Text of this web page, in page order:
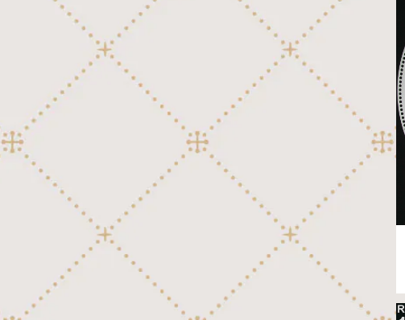
童謡、唱歌、日本民謡
邦楽ポピュラー
外国映画、テレビ
童謡、唱歌、日本民謡
邦楽ポピュラー
洋楽ポピュラー
日本映画、テレビ
童謡、唱歌、日本民謡
邦楽ポピュラー
洋楽ポピュラー
外国映画、テレビ
邦楽ポピュラー
外国民謡
洋楽ポピュラー
童謡、唱歌、日本民謡
60弁ディスク(Kalliope 13-1/4")
76弁ディスク(Regina 15-1/2")
クラシック
行進曲
外国民謡
洋楽ポピュラー
76弁+12鐘ディスク(Polyphon 17-5/
80弁ディスク(Kalliope 17-3/4")
クラシック
106弁ディスク(Kalliope 22-3/4")